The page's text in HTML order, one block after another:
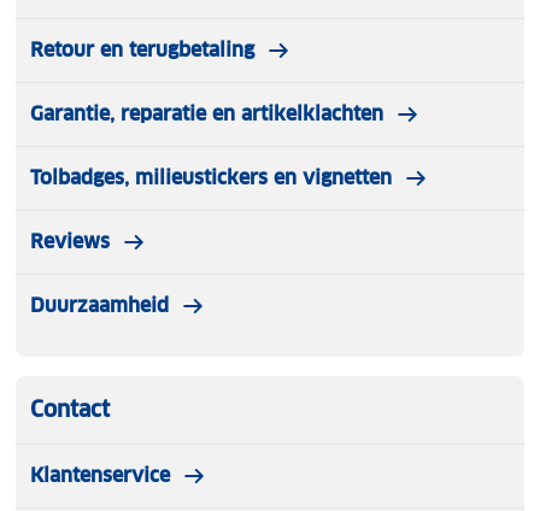
Retour en terugbetaling
Garantie, reparatie en artikelklachten
Tolbadges, milieustickers en vignetten
Reviews
Duurzaamheid
Contact
Klantenservice